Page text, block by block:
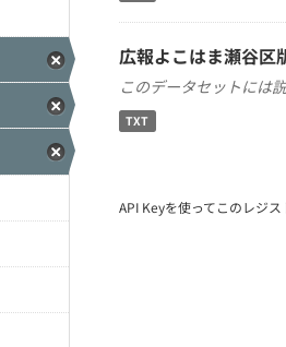
広報よこはま瀬谷区
このデータセットには
TXT
API Keyを使ってこのレジ